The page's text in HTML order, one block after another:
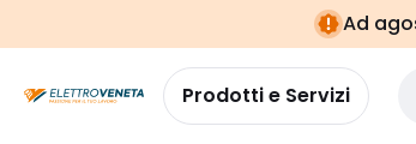
navigazionealla
pagina
Ad
Prodotti e Servizi